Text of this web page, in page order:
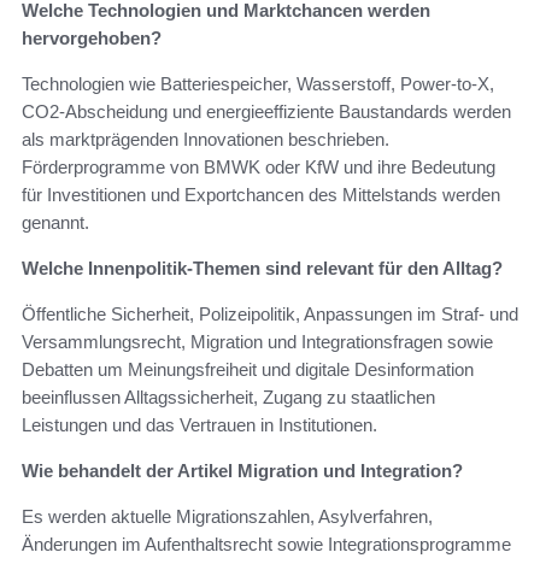
Welche Technologien und Marktchancen werden
hervorgehoben?
Technologien wie Batteriespeicher, Wasserstoff, Power-to-X,
CO2-Abscheidung und energieeffiziente Baustandards werden
als marktprägenden Innovationen beschrieben.
Förderprogramme von BMWK oder KfW und ihre Bedeutung
für Investitionen und Exportchancen des Mittelstands werden
genannt.
Welche Innenpolitik-Themen sind relevant für den Alltag?
Öffentliche Sicherheit, Polizeipolitik, Anpassungen im Straf- und
Versammlungsrecht, Migration und Integrationsfragen sowie
Debatten um Meinungsfreiheit und digitale Desinformation
beeinflussen Alltagssicherheit, Zugang zu staatlichen
Leistungen und das Vertrauen in Institutionen.
Wie behandelt der Artikel Migration und Integration?
Es werden aktuelle Migrationszahlen, Asylverfahren,
Änderungen im Aufenthaltsrecht sowie Integrationsprogramme